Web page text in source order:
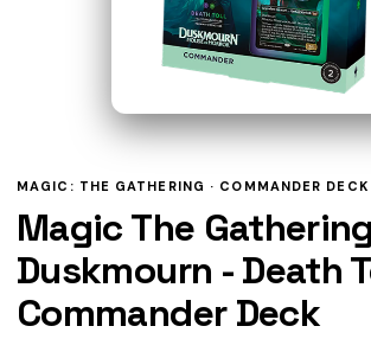
MAGIC: THE GATHERING · COMMANDER DECK
Magic The
Duskmourn - Death
Commander Deck